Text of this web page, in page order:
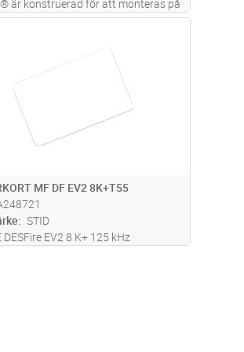
är konstruerad för att monteras på
och möjliggör fjärr- och säker
lämplig för alla typer av fordon (bil,
MF DF EV2 8K+T55
STID
DESFire EV2 8 K+ 125 kHz